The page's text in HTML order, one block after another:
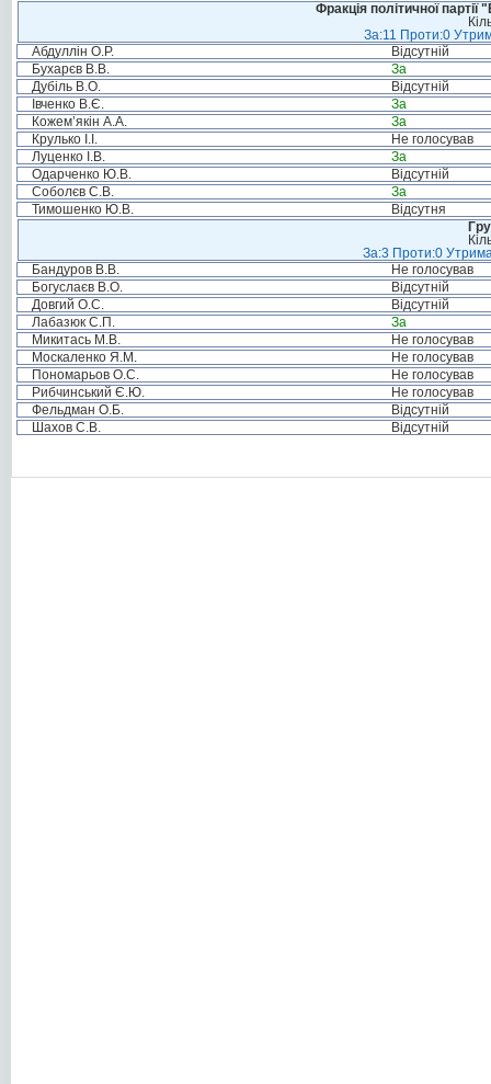
Фракція політичної
За:11 Проти:0
Абдуллін О.Р.
Відсутній
Бухарєв В.В.
За
Дубіль В.О.
Відсутній
Івченко В.Є.
За
Кожем’якін А.А.
За
Крулько І.І.
Не голосував
Луценко І.В.
За
Одарченко Ю.В.
Відсутній
Соболєв С.В.
За
Тимошенко Ю.В.
Відсутня
За:3 Проти:0
Бандуров В.В.
Не голосував
Богуслаєв В.О.
Відсутній
Довгий О.С.
Відсутній
Лабазюк С.П.
За
Микитась М.В.
Не голосував
Москаленко Я.М.
Не голосував
Пономарьов О.С.
Не голосував
Рибчинський Є.Ю.
Не голосував
Фельдман О.Б.
Відсутній
Шахов С.В.
Відсутній